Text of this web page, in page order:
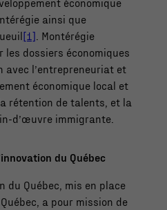
ainsi que
[1] . Montérégie
les dossiers économiques
avec l’entrepreneuriat et
économique local et
rétention de talents, et la
d’œuvre immigrante.
du Québec
du Québec, mis en place
a pour mission de
Ces fichiers
témoins ne
sont pas